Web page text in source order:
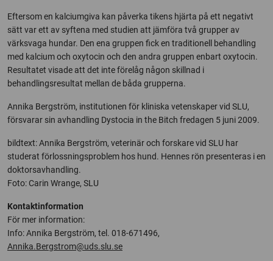
Eftersom en kalciumgiva kan påverka tikens hjärta på ett negativt
sätt var ett av syftena med studien att jämföra två grupper av
värksvaga hundar. Den ena gruppen fick en traditionell behandling
med kalcium och oxytocin och den andra gruppen enbart oxytocin.
Resultatet visade att det inte förelåg någon skillnad i
behandlingsresultat mellan de båda grupperna.
Annika Bergström, institutionen för kliniska vetenskaper vid SLU,
försvarar sin avhandling Dystocia in the Bitch fredagen 5 juni 2009.
bildtext: Annika Bergström, veterinär och forskare vid SLU har
studerat förlossningsproblem hos hund. Hennes rön presenteras i en
doktorsavhandling.
Foto: Carin Wrange, SLU
Kontaktinformation
För mer information:
Info: Annika Bergström, tel. 018-671496,
Annika.Bergstrom@uds.slu.se